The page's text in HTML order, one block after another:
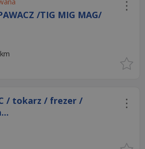
/TIG MIG MAG/
/ tokarz / frezer /